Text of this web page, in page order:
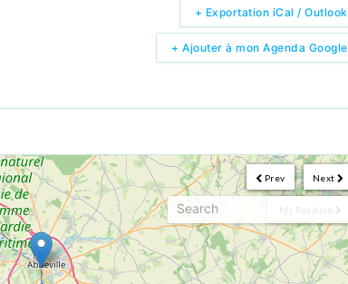
+ Ajouter à mon Agenda Google
+ Exportation iCal / Outlook
Next
Prev
My Position